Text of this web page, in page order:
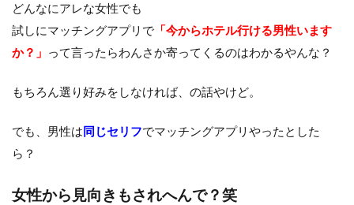
どんなにアレな女性でも
試しにマッチングアプリで 「今からホテル行ける男性います
か？」 って言ったらわんさか寄ってくるのはわかるやんな？
もちろん選り好みをしなければ、の話やけど。
でも、男性は 同じセリフでマッチングアプリやったとした
ら？
女性から見向きもされへんで？笑